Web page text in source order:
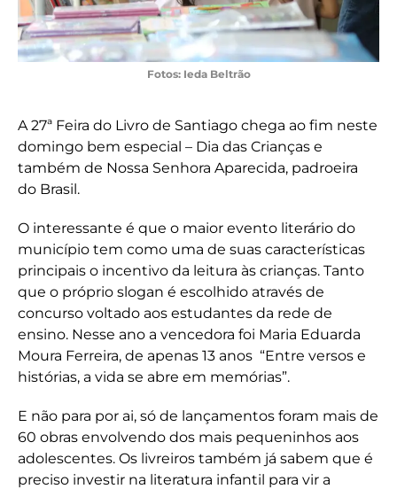
Fotos: Ieda Beltrão
A 27ª Feira do Livro de Santiago chega ao fim neste
domingo bem especial – Dia das Crianças e
também de Nossa Senhora Aparecida, padroeira
do Brasil.
O interessante é que o maior evento literário do
município tem como uma de suas características
principais o incentivo da leitura às crianças. Tanto
que o próprio slogan é escolhido através de
concurso voltado aos estudantes da rede de
ensino. Nesse ano a vencedora foi Maria Eduarda
Moura Ferreira, de apenas 13 anos “Entre versos e
histórias, a vida se abre em memórias”.
E não para por ai, só de lançamentos foram mais de
60 obras envolvendo dos mais pequeninhos aos
adolescentes. Os livreiros também já sabem que é
preciso investir na literatura infantil para vir a